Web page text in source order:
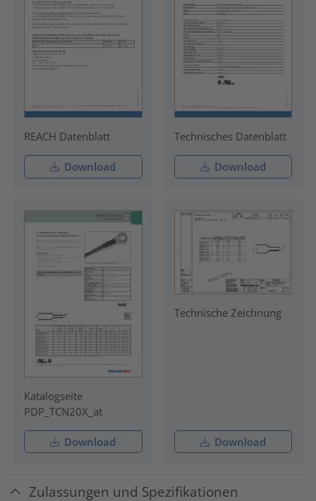
REACH Datenblatt
Download
Technisches Datenblatt
Download
Katalogseite
PDP_TCN20X_at
Download
Technische Zeichnung
Download
Zulassungen und Spezifikationen